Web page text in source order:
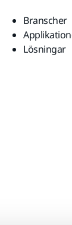
Branscher
Lösningar